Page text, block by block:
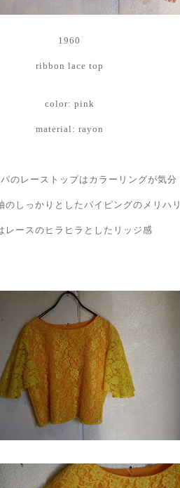
1960
ribbon lace top
color: pink
material: rayon
のレーストップはカラーリングが気分
のしっかりとしたパイピングのメリハリ
レースのヒラヒラとしたリッジ感